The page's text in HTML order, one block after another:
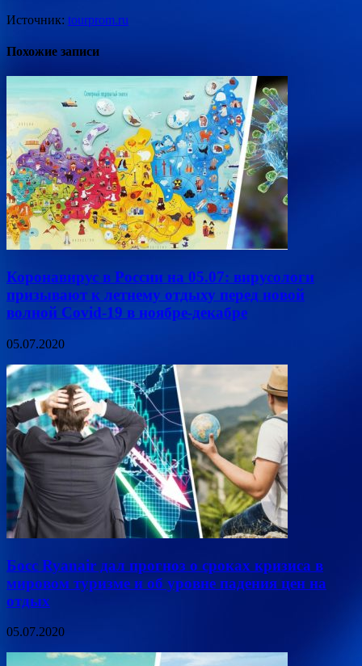
Источник: tourprom.ru
Похожие записи
Коронавирус в России на 05.07: вирусологи
призывают к летнему отдыху перед новой
волной Covid-19 в ноябре-декабре
05.07.2020
Босс Ryanair дал прогноз о сроках кризиса в
мировом туризме и об уровне падения цен на
отдых
05.07.2020